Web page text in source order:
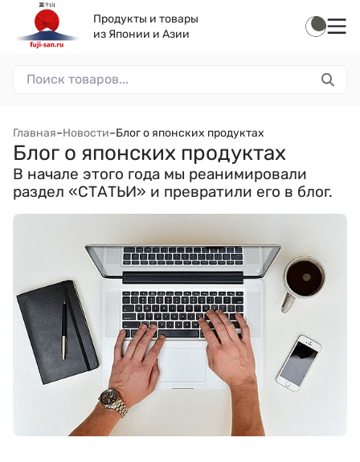
Продукты и товары
из Японии и Азии
Главная–Новости–Блог о японских продуктах
Блог о японских продуктах
В начале этого года мы реанимировали
раздел «СТАТЬИ» и превратили его в блог.